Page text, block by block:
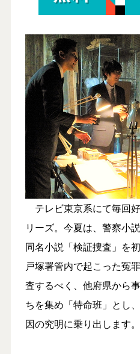
テレビ東京系にて毎回
リーズ。今夏は、警察小
同名小説「検証捜査」を
戸塚署管内で起こった冤
査するべく、他府県から
ちを集め「特命班」とし
因の究明に乗り出します。